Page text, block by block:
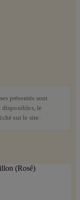
présentés sont
disponibles, le
sur le site.